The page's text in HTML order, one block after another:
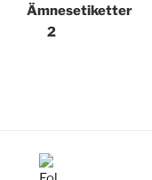
Ämnesetiketter
2